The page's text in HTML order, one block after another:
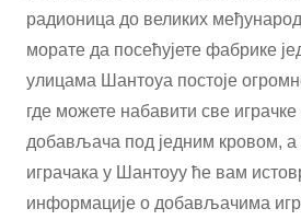
радионица до великих
морате да посећујете фабрике
улицама Шантоуа постоје
где можете набавити све
добављача под једним кровом, а
играчака у Шантоуу ће вам
информације о добављачима